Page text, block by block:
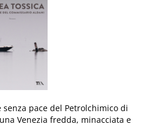
pace del Petrolchimico di
Venezia fredda, minacciata e